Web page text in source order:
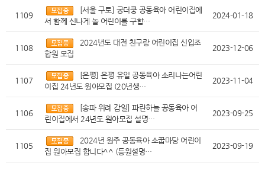
1109
[서울 구로] 궁더쿵 공동육아 어린이집에
서 함께 신나게 놀 어린이를 구합…
2024-01-18
1108
2024년도 대전 친구랑 어린이집 신입조
합원 모집
2023-12-06
1107
[은평] 은평 유일 공동육아 소리나는어린
이집 24년도 원아모집 (20년생…
2023-11-04
1106
[송파 위례 감일] 파란하늘 공동육아 어
린이집에서 24년도 원아모집 설명…
2023-09-25
1105
2024년 원주 공동육아 소꿉마당 어린이
집 원아모집 합니다^^ (등원설명…
2023-09-19